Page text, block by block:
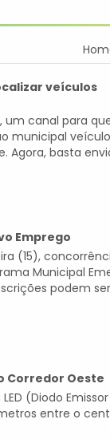
veículos
um canal para
municipal
Agora, basta
Emprego
(15),
Municipal
podem
Corredor Oeste
(Diodo
entre o